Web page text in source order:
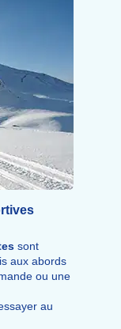
sont
aux abords
ou une
au